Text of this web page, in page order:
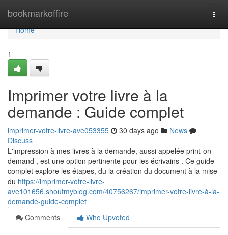
bookmarkoffire
Home
Home
1
Imprimer votre livre à la
demande : Guide complet
imprimer-votre-livre-ave053355 30 days ago
News
Discuss
L'impression à mes livres à la demande, aussi appelée print-on-
demand , est une option pertinente pour les écrivains . Ce guide
complet explore les étapes, du la création du document à la mise
du https://imprimer-votre-livre-
ave101656.shoutmyblog.com/40756267/imprimer-votre-livre-à-la-
demande-guide-complet
Comments
Who Upvoted